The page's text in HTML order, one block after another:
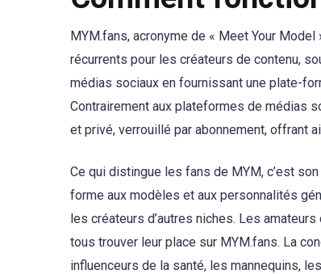
MYM.fans, acronyme de « Meet Your
récurrents pour les créateurs de contenu,
médias sociaux en fournissant une plate-
Contrairement aux plateformes de médias
et privé, verrouillé par abonnement, offrant
Ce qui distingue les fans de MYM, c’est
forme aux modèles et aux personnalités
les créateurs d’autres niches. Les
tous trouver leur place sur MYM.fans. La
influenceurs de la santé, les mannequins,